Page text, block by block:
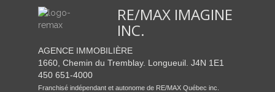
RE/MAX IMAGINE
INC.
AGENCE IMMOBILIÈRE
1660, Chemin du Tremblay. Longueuil. J4N 1E1
450 651-4000
Franchisé indépendant et autonome de RE/MAX Québec inc.